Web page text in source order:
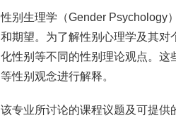
性别生理学（Gender Psychology
和期望。为了解性别心理学及其
化性别等不同的性别理论观点。这
等性别观念进行解释。
该专业所讨论的课程议题及可提供